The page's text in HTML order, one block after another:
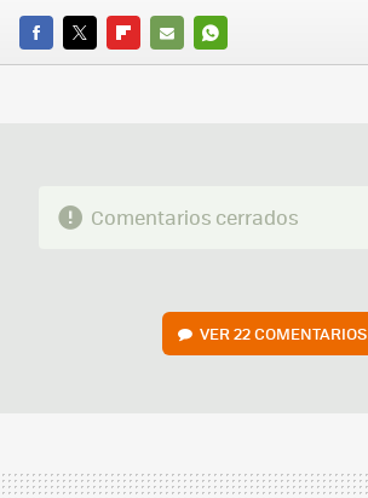
FACEBOOK
TWITTERFLIPBOARD
E-
WHATSAPP
Comentarios cerrados
VER22 COMENTARIOS